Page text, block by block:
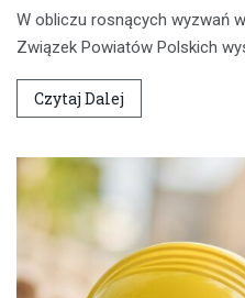
W obliczu rosnących wyzwań
Związek Powiatów Polskich
Czytaj Dalej